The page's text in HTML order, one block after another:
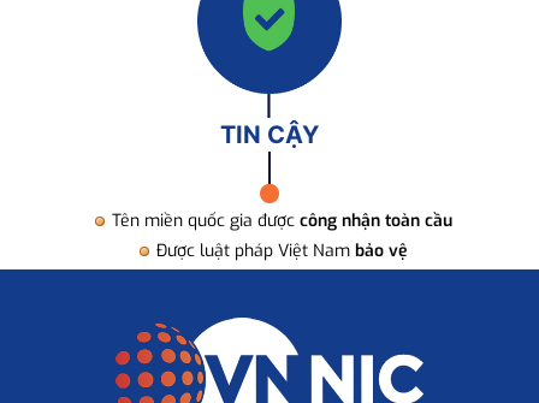
TIN CẬY
Tên miền quốc gia được công nhận toàn cầu
Được luật pháp Việt Nam bảo vệ